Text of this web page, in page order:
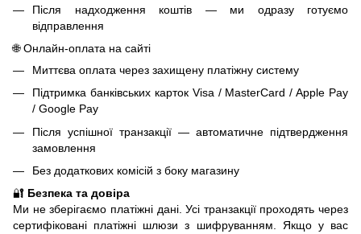
Після надходження коштів — ми одразу готуємо
відправлення
🌐 Онлайн-оплата на сайті
Миттєва оплата через захищену платіжну систему
Підтримка банківських карток Visa / MasterCard / Apple Pay
/ Google Pay
Після успішної транзакції — автоматичне підтвердження
замовлення
Без додаткових комісій з боку магазину
🔐 Безпека та довіра
Ми не зберігаємо платіжні дані. Усі транзакції проходять через
сертифіковані платіжні шлюзи з шифруванням. Якщо у вас